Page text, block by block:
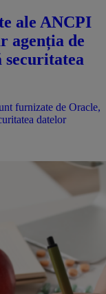
ale ANCPI
agenția de
securitatea